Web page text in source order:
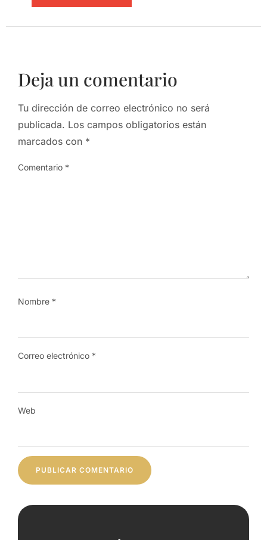
Deja un comentario
Tu dirección de correo electrónico no será
publicada. Los campos obligatorios están
marcados con *
Comentario *
Nombre *
Correo electrónico *
Web